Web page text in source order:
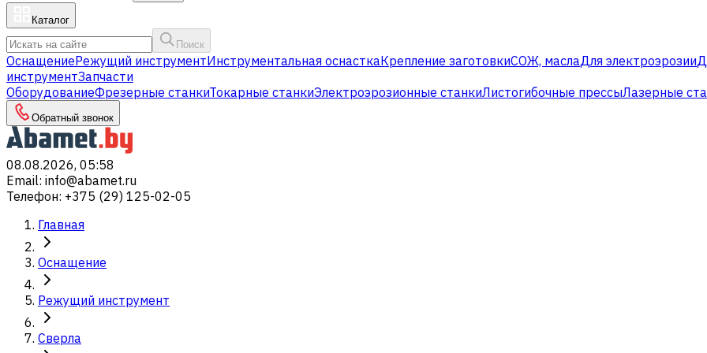
Каталог
Поиск
ОснащениеРежущий инструментИнструментальная оснасткаКрепление заготовкиСОЖ, маслаДля электроэрозии
инструментЗапчасти
ОборудованиеФрезерные станкиТокарные станкиЭлектроэрозионные станкиЛистогибочные прессыЛазерные
Обратный звонок
08.08.2026, 05:58
Email: info@abamet.ru
Телефон: +375 (29) 125-02-05
Главная
Оснащение
Режущий инструмент
Сверла